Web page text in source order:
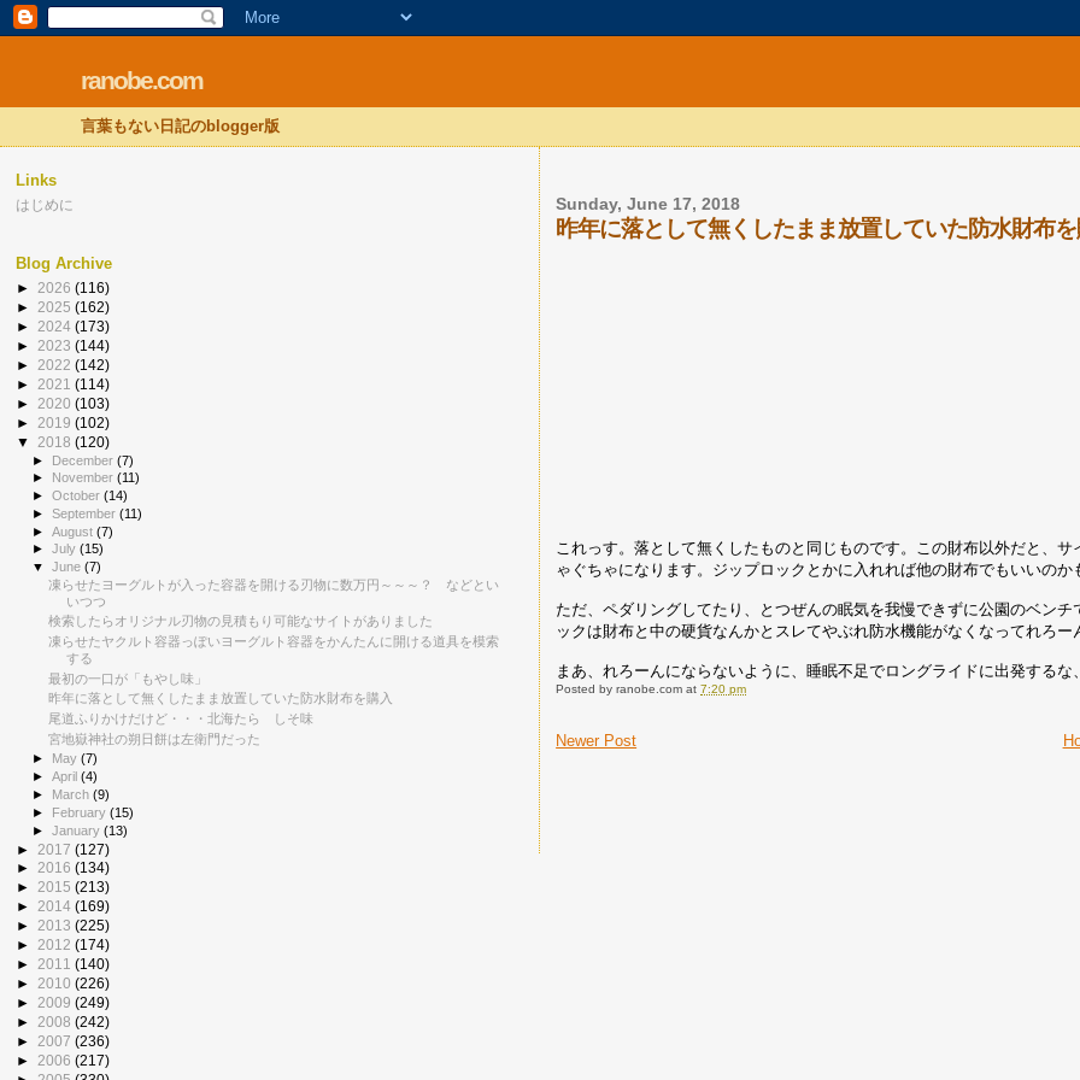
ranobe.com
言葉もない日記のblogger版
Sunday, June 17, 2018
昨年に落として無くしたまま放置していた防水財布
これっす。落として無くしたものと同じものです。この財布以外だと、
ゃぐちゃになります。ジップロックとかに入れれば他の財布でもいいのか
ただ、ペダリングしてたり、とつぜんの眠気を我慢できずに公園のベン
ックは財布と中の硬貨なんかとスレてやぶれ防水機能がなくなってれろ
まあ、れろーんにならないように、睡眠不足でロングライドに出発する
Posted byranobe.com at7:20 pm
Newer Post
Links
はじめに
Blog Archive
► 2026 (116)
► 2025 (162)
► 2024 (173)
► 2023 (144)
► 2022 (142)
► 2021 (114)
► 2020 (103)
► 2019 (102)
▼ 2018 (120)
► December(7)
►
November(11)
►October(14)
►September(11)
►August(7)
►July(15)
▼June(7)
凍らせたヨーグルトが入った容器を開ける刃物に数万円～～～？ などとい
いつつ
検索したらオリジナル刃物の見積もり可能なサイトがありました
凍らせたヤクルト容器っぽいヨーグルト容器をかんたんに開ける道具を模索
する
最初の一口が「もやし味」
昨年に落として無くしたまま放置していた防水財布を購入
尾道ふりかけだけど・・・北海たら しそ味
宮地嶽神社の朔日餅は左衛門だった
►
May(7)
►April(4)
► March(9)
► February(15)
►January(13)
► 2017 (127)
► 2016 (134)
► 2015 (213)
► 2014 (169)
► 2013 (225)
► 2012 (174)
► 2011 (140)
► 2010 (226)
► 2009 (249)
► 2008 (242)
► 2007 (236)
► 2006 (217)